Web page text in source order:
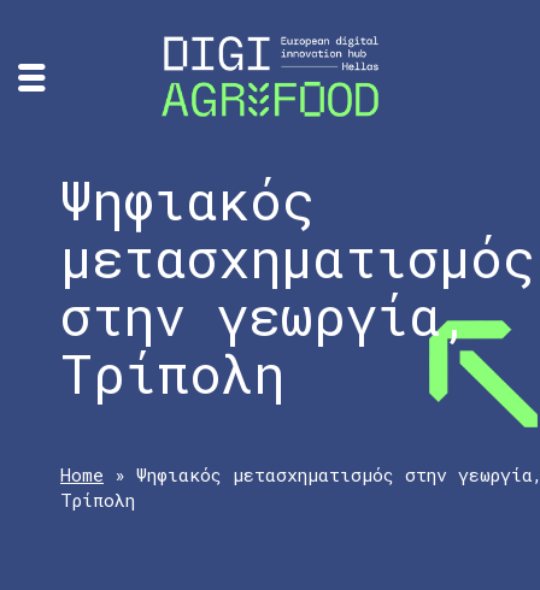
Ψηφιακός
μετασχηματισμός
στην γεωργία,
Τρίπολη
Home » Ψηφιακός μετασχηματισμός στην
Τρίπολη